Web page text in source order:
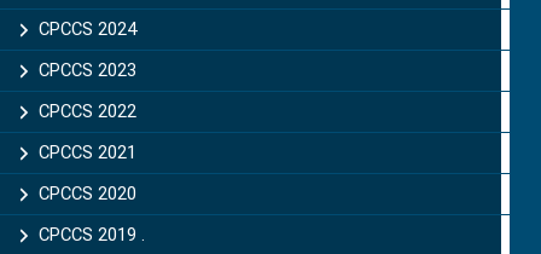
CPCCS 2024
CPCCS 2023
CPCCS 2022
CPCCS 2021
CPCCS 2020
CPCCS 2019 .